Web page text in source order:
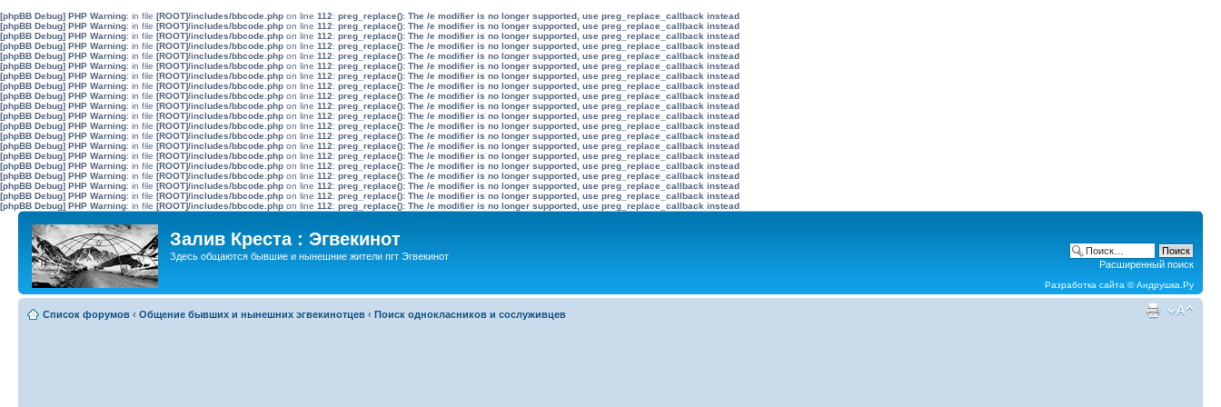
[phpBB Debug] PHP Warning: in file [ROOT]/includes/bbcode.php on line 112: preg_replace(): The /e modifier is no longer supported, use preg_replace_callback instead
[phpBB Debug] PHP Warning: in file [ROOT]/includes/bbcode.php on line 112: preg_replace(): The /e modifier is no longer supported, use preg_replace_callback instead
[phpBB Debug] PHP Warning: in file [ROOT]/includes/bbcode.php on line 112: preg_replace(): The /e modifier is no longer supported, use preg_replace_callback instead
[phpBB Debug] PHP Warning: in file [ROOT]/includes/bbcode.php on line 112: preg_replace(): The /e modifier is no longer supported, use preg_replace_callback instead
[phpBB Debug] PHP Warning: in file [ROOT]/includes/bbcode.php on line 112: preg_replace(): The /e modifier is no longer supported, use preg_replace_callback instead
[phpBB Debug] PHP Warning: in file [ROOT]/includes/bbcode.php on line 112: preg_replace(): The /e modifier is no longer supported, use preg_replace_callback instead
[phpBB Debug] PHP Warning: in file [ROOT]/includes/bbcode.php on line 112: preg_replace(): The /e modifier is no longer supported, use preg_replace_callback instead
[phpBB Debug] PHP Warning: in file [ROOT]/includes/bbcode.php on line 112: preg_replace(): The /e modifier is no longer supported, use preg_replace_callback instead
[phpBB Debug] PHP Warning: in file [ROOT]/includes/bbcode.php on line 112: preg_replace(): The /e modifier is no longer supported, use preg_replace_callback instead
[phpBB Debug] PHP Warning: in file [ROOT]/includes/bbcode.php on line 112: preg_replace(): The /e modifier is no longer supported, use preg_replace_callback instead
[phpBB Debug] PHP Warning: in file [ROOT]/includes/bbcode.php on line 112: preg_replace(): The /e modifier is no longer supported, use preg_replace_callback instead
[phpBB Debug] PHP Warning: in file [ROOT]/includes/bbcode.php on line 112: preg_replace(): The /e modifier is no longer supported, use preg_replace_callback instead
[phpBB Debug] PHP Warning: in file [ROOT]/includes/bbcode.php on line 112: preg_replace(): The /e modifier is no longer supported, use preg_replace_callback instead
[phpBB Debug] PHP Warning: in file [ROOT]/includes/bbcode.php on line 112: preg_replace(): The /e modifier is no longer supported, use preg_replace_callback instead
[phpBB Debug] PHP Warning: in file [ROOT]/includes/bbcode.php on line 112: preg_replace(): The /e modifier is no longer supported, use preg_replace_callback instead
[phpBB Debug] PHP Warning: in file [ROOT]/includes/bbcode.php on line 112: preg_replace(): The /e modifier is no longer supported, use preg_replace_callback instead
[phpBB Debug] PHP Warning: in file [ROOT]/includes/bbcode.php on line 112: preg_replace(): The /e modifier is no longer supported, use preg_replace_callback instead
[phpBB Debug] PHP Warning: in file [ROOT]/includes/bbcode.php on line 112: preg_replace(): The /e modifier is no longer supported, use preg_replace_callback instead
[phpBB Debug] PHP Warning: in file [ROOT]/includes/bbcode.php on line 112: preg_replace(): The /e modifier is no longer supported, use preg_replace_callback instead
[phpBB Debug] PHP Warning: in file [ROOT]/includes/bbcode.php on line 112: preg_replace(): The /e modifier is no longer supported, use preg_replace_callback instead
Залив Креста : Эгвекинот
Здесь общаются бывшие и нынешние жители пгт Эгвекинот
Расширенный поиск
Разработка сайта ©Андрушка.Ру
Список форумов ‹ Общение бывших и нынешних эгвекинотцев ‹ Поиск однокласников и сослуживцев